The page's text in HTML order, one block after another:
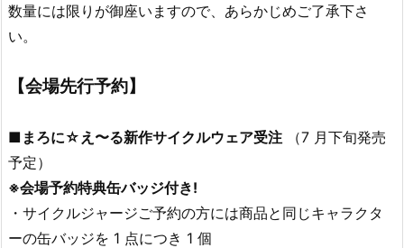
数量には限りが御座いますので、あらかじめご了承下さ
い。
【会場先行予約】
■まろに☆え〜る新作サイクルウェア受注 （7 月下旬発売
予定）
※会場予約特典缶バッジ付き!
・サイクルジャージご予約の方には商品と同じキャラクタ
ーの缶バッジを 1 点につき 1 個